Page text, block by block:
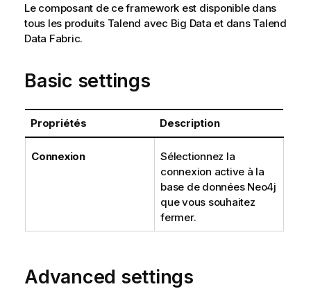
o
n
s
Le composant de ce framework est disponible dans
tous les produits Talend avec Big Data et dans Talend
Data Fabric.
Basic settings
Propriétés Description
Connexion
Sélectionnez la
connexion active à la
base de données Neo4j
que vous souhaitez
fermer.
Advanced settings